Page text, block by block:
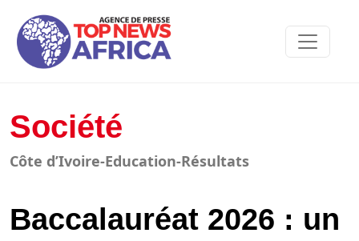
Société
Côte d’Ivoire-Education-Résultats
Baccalauréat 2026 : un